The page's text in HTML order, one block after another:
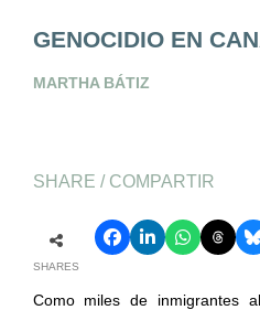
GENOCIDIO EN
MARTHA BÁTIZ
SHARE / COMPARTIR
SHARES
Como miles de inmigrantes